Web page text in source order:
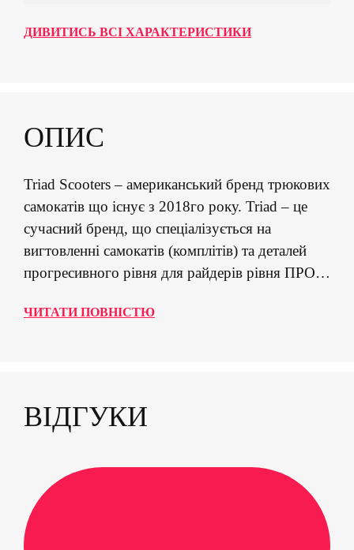
ДИВИТИСЬ ВСІ ХАРАКТЕРИСТИКИ
ОПИС
Triad Scooters – американський бренд трюкових
самокатів що існує з 2018го року. Triad – це
сучасний бренд, що спеціалізується на
вигтовленні самокатів (комплітів) та деталей
прогресивного рівня для райдерів рівня ПРО.
інноваційний, продуманий бренд, що не просто
продумана фристайл д...
ЧИТАТИ ПОВНІСТЮ
ВІДГУКИ